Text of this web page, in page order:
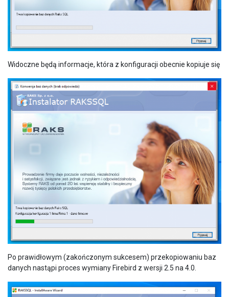
Widoczne będą informacje, która z konfiguracji obecnie kopiuje się
Po prawidłowym (zakończonym sukcesem) przekopiowaniu baz
danych nastąpi proces wymiany Firebird z wersji 2.5 na 4.0.